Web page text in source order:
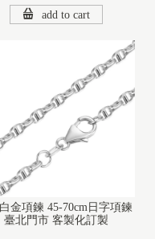
add to cart
金項鍊 45-70cm日字項鍊
臺北門市 客製化訂製